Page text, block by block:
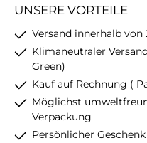
UNSERE VORTEILE
Versand innerhalb von
Klimaneutraler
Green)
Kauf auf Rechnung (
Möglichst
Verpackung
Persönlicher Geschenk